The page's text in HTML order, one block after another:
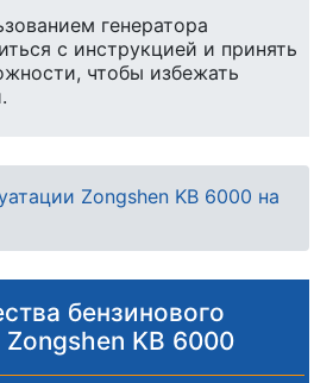
генератора
с инструкцией и принять
чтобы избежать
Zongshen KB 6000 на
бензинового
Zongshen KB 6000